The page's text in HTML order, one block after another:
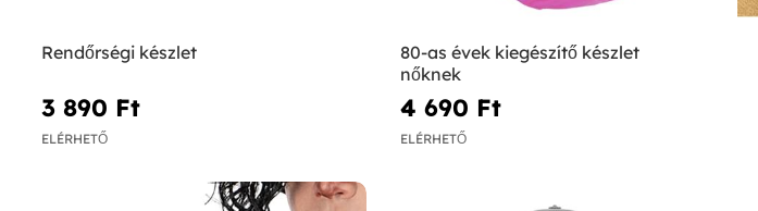
Rendőrségi készlet
3 890 Ft‎
ELÉRHETŐ
80-as évek kiegészítő készlet
nőknek
4 690 Ft‎
ELÉRHETŐ